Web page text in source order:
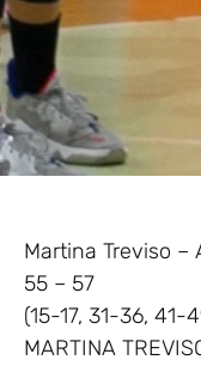
Martina Treviso –
55 – 57
(15-17, 31-36, 41-
MARTINA